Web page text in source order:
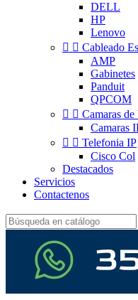
DELL
HP
Lenovo
  Cableado
AMP
Gabinetes
Panduit
QPCOM
  Camaras
Camaras
  Telefonia IP
Cisco Col
Destacados
Servicios
Contactenos